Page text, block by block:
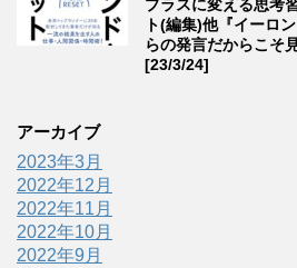
プラスに変える思考
ト(編集)他『イーロ
らの発言だからこそ
[23/3/24]
アーカイブ
2023年3月
2022年12月
2022年11月
2022年10月
2022年9月